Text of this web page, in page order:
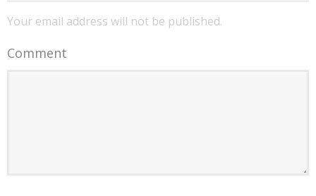
Your email address will not be published.
Comment